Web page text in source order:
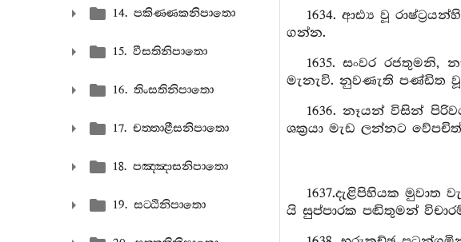
14. පකිණ‍්ණකනිපාතො
15. වීසතිනිපාතො
16. තිංසතිනිපාතො
17. චත‍්තාළීසනිපාතො
18. පඤ‍්ඤාසනිපාතො
19. සට‍්ඨිනිපාතො
1634. ආඪ්‍ය වූ
ගන්න.
1635. සංවර
මැනැවි. නුවණැති පණ්ඩිත
1636. නෑයන් විසින්
ශක්‍රයා මැඩ ලන්නට
1637.දැළිපිහියක
යි සුප්පාරක පඬිතුමන්